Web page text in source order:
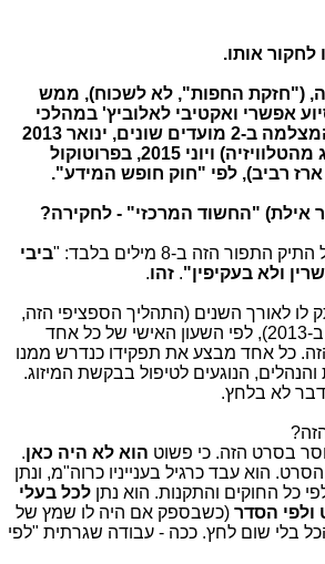
לחקור אותו.
("חזקת החפות", לא לשכוח), ממש
אפשרי ואקטיבי לאלוביץ' במהלכי
המיזוג, שנלכד בעין המצלמה ב-2 מועדים שונים, ינואר 2013
(במצלמה של גיא פלג מהטלוויזיה) ויוני 2015, בפרוטוקול
רביב), לפי "חוק חופש המידע".
אילת) "החשוד המרכזי" - לחקירה?
התפור הזה ב-8 מילים בלבד: "
ביבי
ולא בעקיפין". זהו.
לו לאורך השנים (התהליך הספציפי הזה,
של אישור המיזוג, החל ב-2013), לפי השעון האישי של כל אחד
כל אחד מבצע את תפקידו כנדרש ממנו
הנוגעים לטיפול בבקשת המיזוג.
לא בלחץ.
בסרט הזה. כי פשוט הוא לא היה כאן.
הוא עבד כרגיל בענייניו כרוה"מ, ונתן
כל החוקים והתקנות. הוא נתן לכל בעלי
הסדר (כשבספק אם היה לו שמץ של
בלי שום לחץ. ככה - עבודה שגרתית "לפי